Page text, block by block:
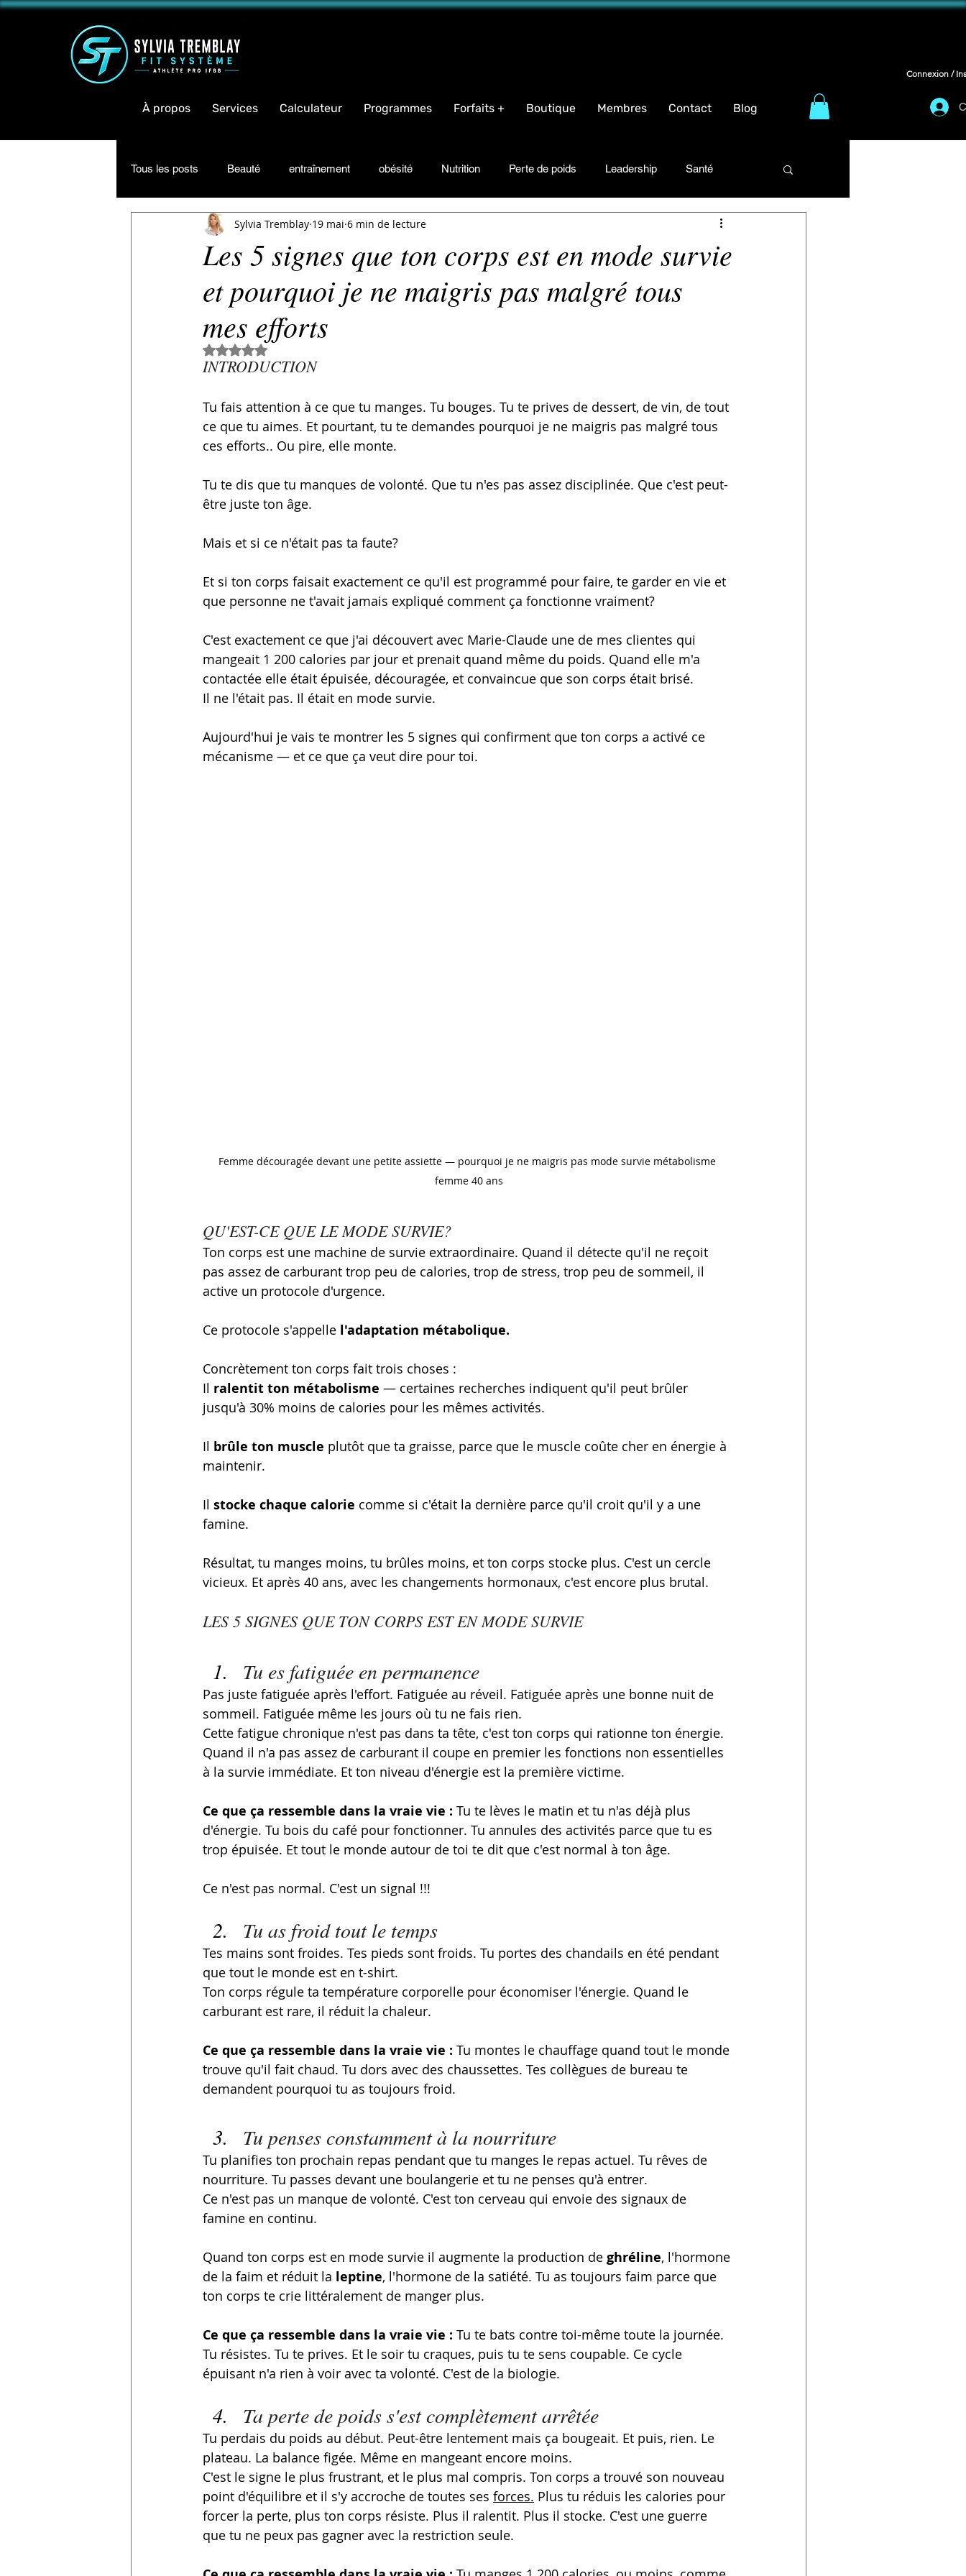
À propos Services Calculateur Programmes Forfaits + Boutique Membres Contact Blog
Connexion /
Tous les posts Beauté entraînement obésité Nutrition Perte de poids Leadership Santé
Inspiration Informations Motivation Bonheur Transformation corporelle
Les 5 signes que ton corps est en mode survie
et pourquoi je ne maigris pas malgré tous
mes efforts
Sylvia Tremblay 19 mai 6 min de lecture
Noté NaN étoiles sur 5.
INTRODUCTION
Tu fais attention à ce que tu manges. Tu bouges. Tu te prives de dessert, de vin, de tout
ce que tu aimes. Et pourtant, tu te demandes pourquoi je ne maigris pas malgré tous
ces efforts.. Ou pire, elle monte.
Tu te dis que tu manques de volonté. Que tu n'es pas assez disciplinée. Que c'est peut-
être juste ton âge.
Mais et si ce n'était pas ta faute?
Et si ton corps faisait exactement ce qu'il est programmé pour faire, te garder en vie et
que personne ne t'avait jamais expliqué comment ça fonctionne vraiment?
C'est exactement ce que j'ai découvert avec Marie-Claude une de mes clientes qui
mangeait 1 200 calories par jour et prenait quand même du poids. Quand elle m'a
contactée elle était épuisée, découragée, et convaincue que son corps était brisé.
Il ne l'était pas. Il était en mode survie.
Aujourd'hui je vais te montrer les 5 signes qui confirment que ton corps a activé ce
mécanisme — et ce que ça veut dire pour toi.
Femme découragée devant une petite assiette — pourquoi je ne maigris pas mode survie métabolisme
femme 40 ans
QU'EST-CE QUE LE MODE SURVIE?
Ton corps est une machine de survie extraordinaire. Quand il détecte qu'il ne reçoit
pas assez de carburant trop peu de calories, trop de stress, trop peu de sommeil, il
active un protocole d'urgence.
Ce protocole s'appelle l'adaptation métabolique.
Concrètement ton corps fait trois choses :
Il ralentit ton métabolisme — certaines recherches indiquent qu'il peut brûler
jusqu'à 30% moins de calories pour les mêmes activités.
Il brûle ton muscle plutôt que ta graisse, parce que le muscle coûte cher en énergie à
maintenir.
Il stocke chaque calorie comme si c'était la dernière parce qu'il croit qu'il y a une
famine.
Résultat, tu manges moins, tu brûles moins, et ton corps stocke plus. C'est un cercle
vicieux. Et après 40 ans, avec les changements hormonaux, c'est encore plus brutal.
LES 5 SIGNES QUE TON CORPS EST EN MODE SURVIE
Tu es fatiguée en permanence
Pas juste fatiguée après l'effort. Fatiguée au réveil. Fatiguée après une bonne nuit de
sommeil. Fatiguée même les jours où tu ne fais rien.
Cette fatigue chronique n'est pas dans ta tête, c'est ton corps qui rationne ton énergie.
Quand il n'a pas assez de carburant il coupe en premier les fonctions non essentielles
à la survie immédiate. Et ton niveau d'énergie est la première victime.
Ce que ça ressemble dans la vraie vie : Tu te lèves le matin et tu n'as déjà plus
d'énergie. Tu bois du café pour fonctionner. Tu annules des activités parce que tu es
trop épuisée. Et tout le monde autour de toi te dit que c'est normal à ton âge.
Ce n'est pas normal. C'est un signal !!!
Tu as froid tout le temps
Tes mains sont froides. Tes pieds sont froids. Tu portes des chandails en été pendant
que tout le monde est en t-shirt.
Ton corps régule ta température corporelle pour économiser l'énergie. Quand le
carburant est rare, il réduit la chaleur.
Ce que ça ressemble dans la vraie vie : Tu montes le chauffage quand tout le monde
trouve qu'il fait chaud. Tu dors avec des chaussettes. Tes collègues de bureau te
demandent pourquoi tu as toujours froid.
Tu penses constamment à la nourriture
Tu planifies ton prochain repas pendant que tu manges le repas actuel. Tu rêves de
nourriture. Tu passes devant une boulangerie et tu ne penses qu'à entrer.
Ce n'est pas un manque de volonté. C'est ton cerveau qui envoie des signaux de
famine en continu.
Quand ton corps est en mode survie il augmente la production de ghréline, l'hormone
de la faim et réduit la leptine, l'hormone de la satiété. Tu as toujours faim parce que
ton corps te crie littéralement de manger plus.
Ce que ça ressemble dans la vraie vie : Tu te bats contre toi-même toute la journée.
Tu résistes. Tu te prives. Et le soir tu craques, puis tu te sens coupable. Ce cycle
épuisant n'a rien à voir avec ta volonté. C'est de la biologie.
Ta perte de poids s'est complètement arrêtée
Tu perdais du poids au début. Peut-être lentement mais ça bougeait. Et puis, rien. Le
plateau. La balance figée. Même en mangeant encore moins.
C'est le signe le plus frustrant, et le plus mal compris. Ton corps a trouvé son nouveau
point d'équilibre et il s'y accroche de toutes ses forces. Plus tu réduis les calories pour
forcer la perte, plus ton corps résiste. Plus il ralentit. Plus il stocke. C'est une guerre
que tu ne peux pas gagner avec la restriction seule.